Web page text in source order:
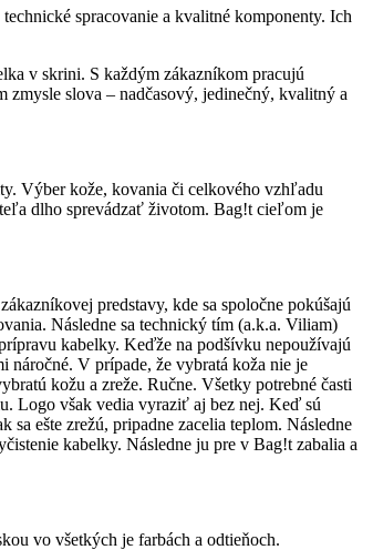
spracovanie a kvalitné komponenty. Ich
v skrini. S každým zákazníkom pracujú
slova – nadčasový, jedinečný, kvalitný a
Výber kože, kovania či celkového vzhľadu
dlho sprevádzať životom. Bag!t cieľom je
predstavy, kde sa spoločne pokúšajú
Následne sa technický tím (a.k.a. Viliam)
kabelky. Keďže na podšívku nepoužívajú
V prípade, že vybratá koža nie je
kožu a zreže. Ručne. Všetky potrebné časti
Logo však vedia vyraziť aj bez nej. Keď sú
ešte zrežú, pripadne zacelia teplom. Následne
kabelky. Následne ju pre v Bag!t zabalia a
vo všetkých je farbách a odtieňoch.